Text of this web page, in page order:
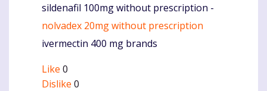
Komentaras
sildenafil 100mg without prescription -
nolvadex 20mg without prescription
ivermectin 400 mg brands
Like 0
Dislike 0